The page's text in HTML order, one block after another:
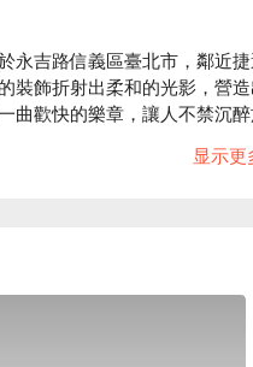
永吉路信義區臺北市，鄰近
裝飾折射出柔和的光影，營
曲歡快的樂章，讓人不禁沉
Beer 18 Days Lager
500
显示